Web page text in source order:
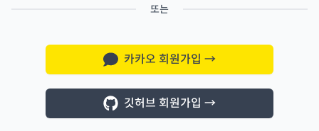
또는
카카오 회원가입 →
깃허브 회원가입 →